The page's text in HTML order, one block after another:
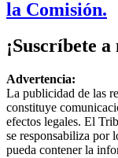
la Comisión.
¡Suscríbete
Advertencia:
La publicidad de las
constituye
efectos legales. El
se responsabiliza por
pueda contener la